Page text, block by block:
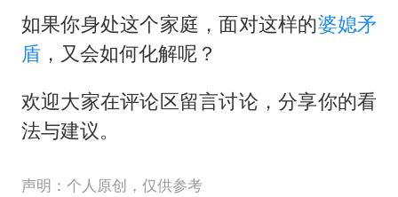
如果你身处这个家庭，面对这样的婆媳矛
盾 ，又会如何化解呢？
欢迎大家在评论区留言讨论，分享你的看
法与建议。
声明：个人原创，仅供参考